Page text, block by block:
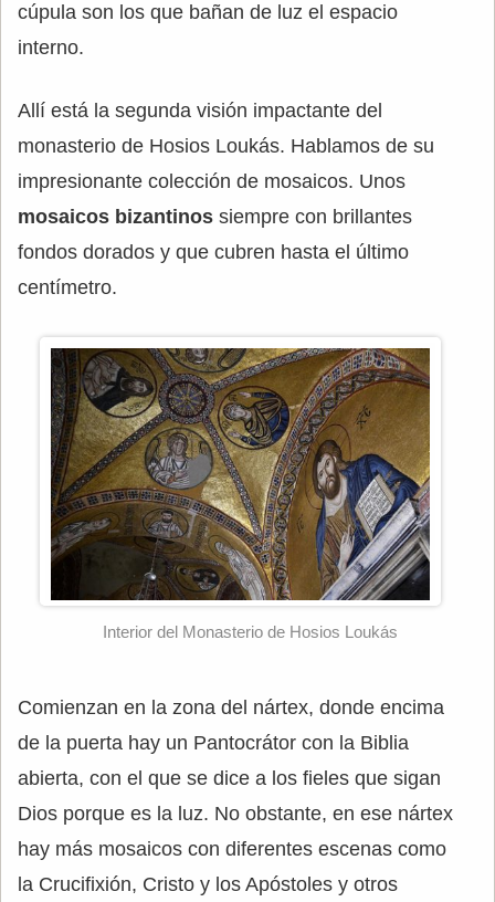
cúpula son los que bañan de luz el espacio
interno.
Allí está la segunda visión impactante del
monasterio de Hosios Loukás. Hablamos de su
impresionante colección de mosaicos. Unos
mosaicos bizantinos siempre con brillantes
fondos dorados y que cubren hasta el último
centímetro.
Interior del Monasterio de Hosios Loukás
Comienzan en la zona del nártex, donde encima
de la puerta hay un Pantocrátor con la Biblia
abierta, con el que se dice a los fieles que sigan
Dios porque es la luz. No obstante, en ese nártex
hay más mosaicos con diferentes escenas como
la Crucifixión, Cristo y los Apóstoles y otros